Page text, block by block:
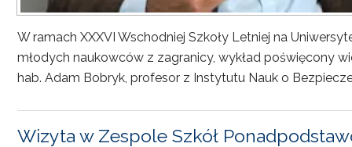
W ramach XXXVI Wschodniej Szkoły Letniej na
młodych naukowców z zagranicy, wykład poświęcony
hab. Adam Bobryk, profesor z Instytutu Nauk o
Wizyta w Zespole Szkół